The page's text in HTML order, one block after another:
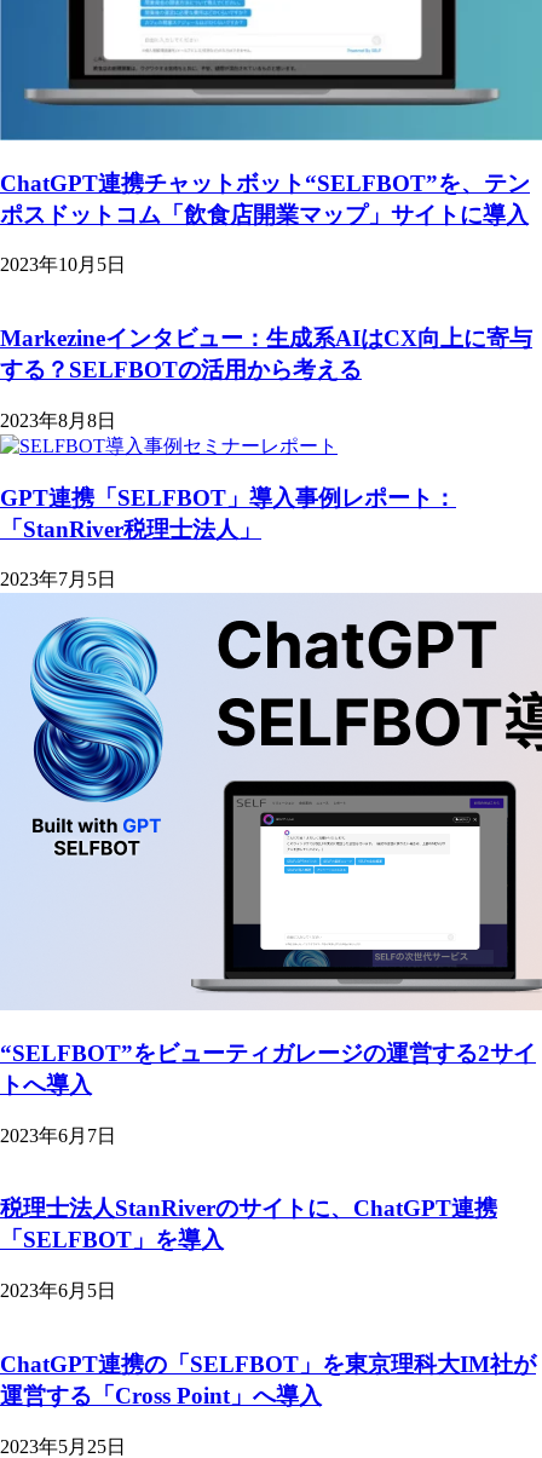
ChatGPT連携チャットボット“SELFBOT”を、テン
ポスドットコム「飲食店開業マップ」サイトに導入
2023年10月5日
Markezineインタビュー：生成系AIはCX向上に寄与
する？SELFBOTの活用から考える
2023年8月8日
GPT連携「SELFBOT」導入事例レポート：
「StanRiver税理士法人」
2023年7月5日
“SELFBOT”をビューティガレージの運営する2サイ
トへ導入
2023年6月7日
税理士法人StanRiverのサイトに、ChatGPT連携
「SELFBOT」を導入
2023年6月5日
ChatGPT連携の「SELFBOT」を東京理科大IM社が
運営する「Cross Point」へ導入
2023年5月25日